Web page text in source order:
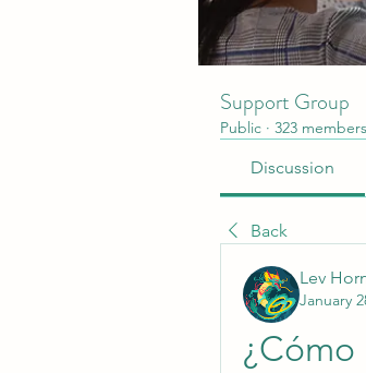
Support Group
Public · 323 members
Discussion
Back
Lev
January
¿Cómo